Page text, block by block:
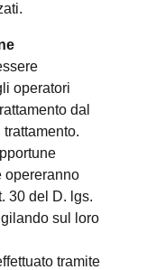
operatori
dal
opereranno
30 del D. lgs.
sul loro
tramite